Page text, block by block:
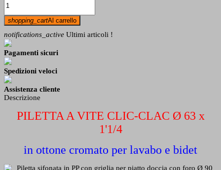
shopping_cartAl carrello
notifications_active Ultimi articoli !
Pagamenti sicuri
Spedizioni veloci
Assistenza cliente
Descrizione
PILETTA A VITE CLIC-CLAC Ø 63 x
1'1/4
in ottone cromato per lavabo e bidet